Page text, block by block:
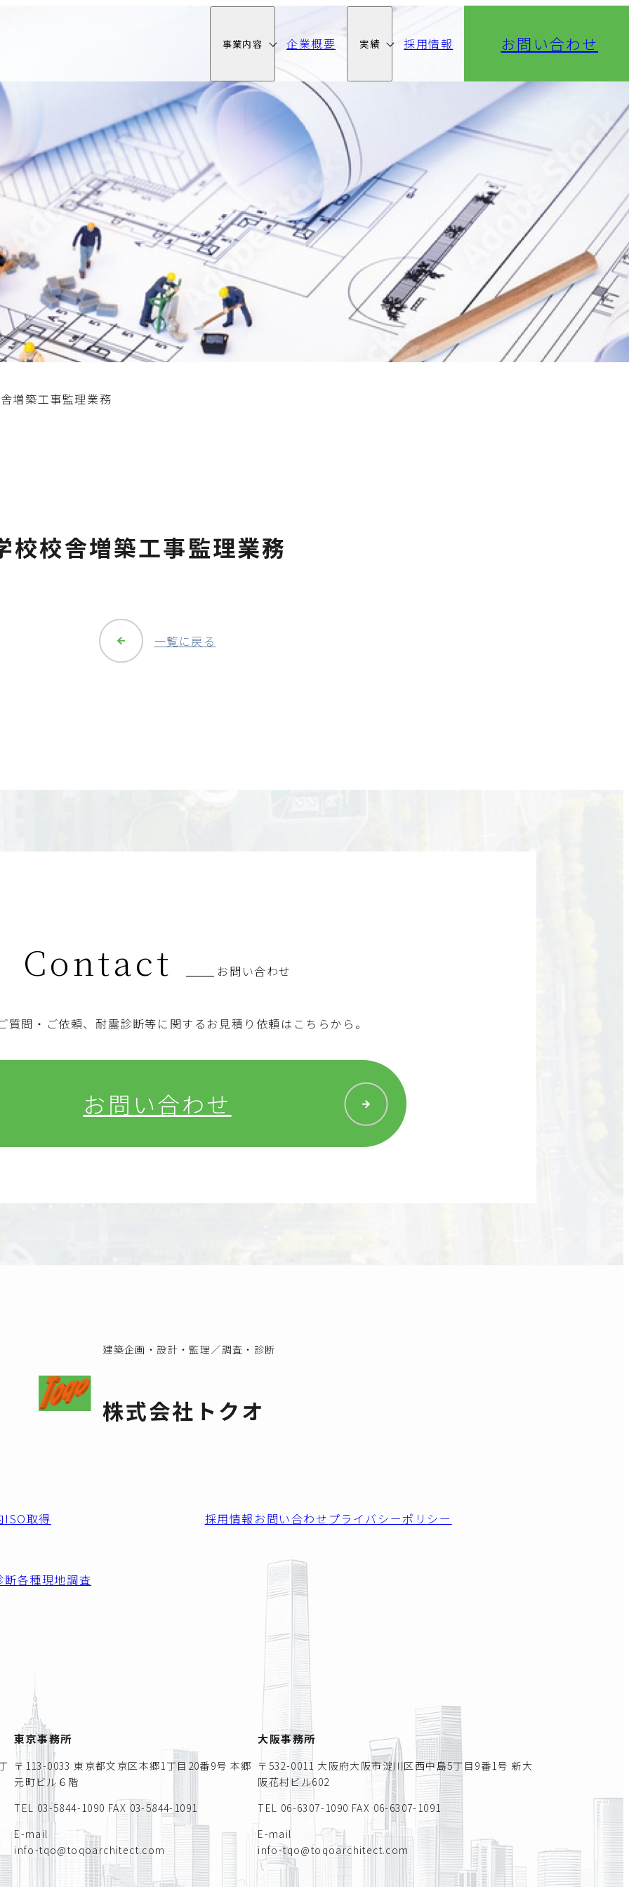
事業内容 企業概要 実績 採用情報 お問い合わせ
増築工事監理業務
校校舎増築工事監理業務
一覧に戻る
Contact お問い合わせ
質問・ご依頼、耐震診断等に関するお見積り依頼はこちらから。
お問い合わせ
建築企画・設計・監理／調査・診断
株式会社トクオ
ISO取得
断各種現地調査
採用情報お問い合わせ プライバシーポリシー
東京事務所
〒113-0033 東京都文京区本郷1丁目20番9号 本郷
元町ビル６階
TEL 03-5844-1090 FAX 03-5844-1091
E-mail
info-tqo@toqoarchitect.com
大阪事務所
〒532-0011 大阪府大阪市淀川区西中島5丁目9番1号 新大
阪花村ビル602
TEL 06-6307-1090 FAX 06-6307-1091
E-mail
info-tqo@toqoarchitect.com